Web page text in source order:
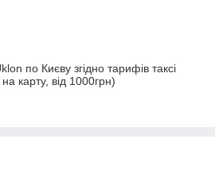
по Києву згідно тарифів таксі
карту, від 1000грн)